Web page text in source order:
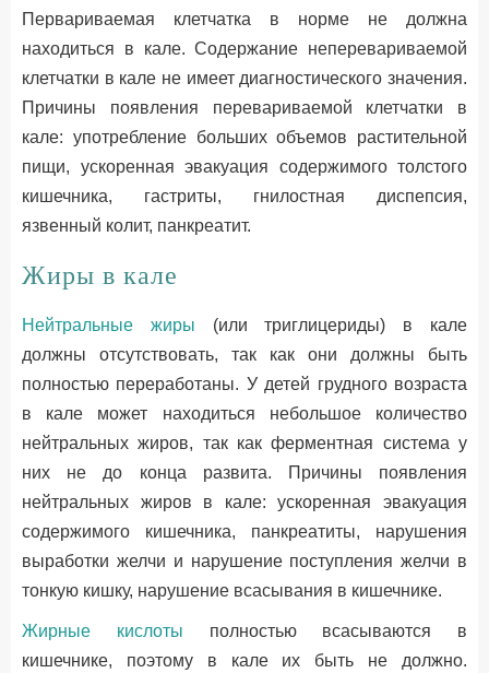
Первариваемая клетчатка в норме не должна
находиться в кале. Содержание неперевариваемой
клетчатки в кале не имеет диагностического значения.
Причины появления перевариваемой клетчатки в
кале: употребление больших объемов растительной
пищи, ускоренная эвакуация содержимого толстого
кишечника, гастриты, гнилостная диспепсия,
язвенный колит, панкреатит.
Жиры в кале
Нейтральные жиры (или триглицериды) в кале
должны отсутствовать, так как они должны быть
полностью переработаны. У детей грудного возраста
в кале может находиться небольшое количество
нейтральных жиров, так как ферментная система у
них не до конца развита. Причины появления
нейтральных жиров в кале: ускоренная эвакуация
содержимого кишечника, панкреатиты, нарушения
выработки желчи и нарушение поступления желчи в
тонкую кишку, нарушение всасывания в кишечнике.
Жирные кислоты полностью всасываются в
кишечнике, поэтому в кале их быть не должно.